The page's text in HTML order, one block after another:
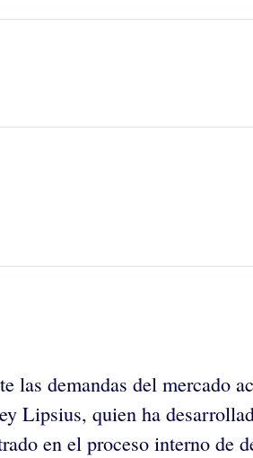
las demandas del mercado
Lipsius, quien ha
en el proceso interno de